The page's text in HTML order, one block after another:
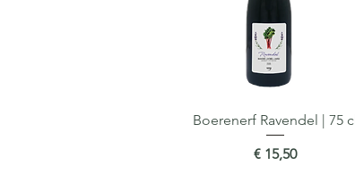
Snel overzicht
Boerenerf Ravendel | 75 cl
Prijs
€ 15,50